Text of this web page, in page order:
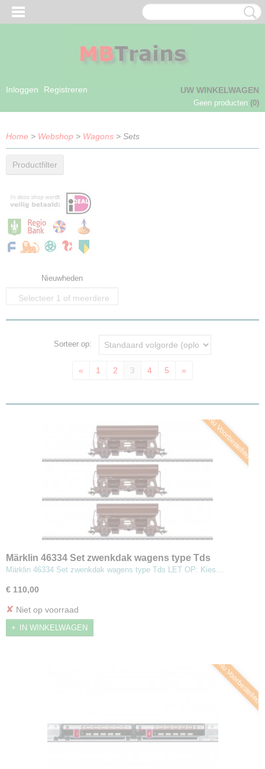
Inloggen Registreren UW WINKELWAGEN
Geen producten (0)
Home > Webshop > Wagons > Sets
Productfilter
Nieuwheden
Selecteer 1 of meerdere
Sorteer op:
« 1 2 3 4 5 »
Nu Voorbestellen
Märklin 46334 Set zwenkdak wagens type Tds
Märklin 46334 Set zwenkdak wagens type Tds LET OP: Kies…
€ 110,00
✘ Niet op voorraad
IN WINKELWAGEN
Nu Voorbestellen